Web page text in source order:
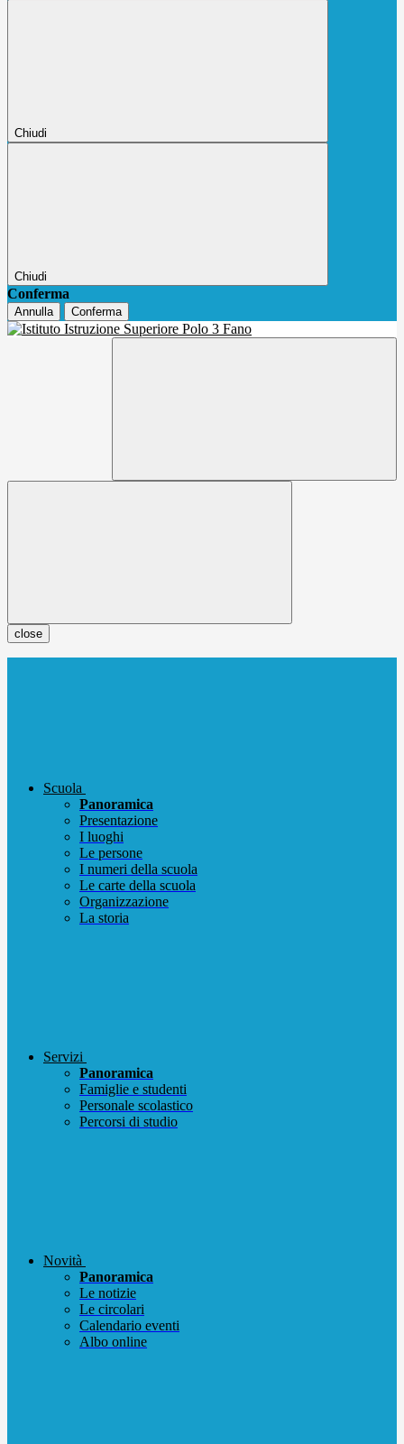
Chiudi
Chiudi
Conferma
Annulla Conferma
close
Scuola
Panoramica
Presentazione
I luoghi
Le persone
I numeri della scuola
Le carte della scuola
Organizzazione
La storia
Servizi
Panoramica
Famiglie e studenti
Personale scolastico
Percorsi di studio
Novità
Panoramica
Le notizie
Le circolari
Calendario eventi
Albo online